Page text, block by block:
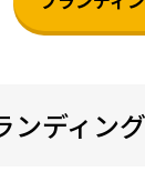
ンディン